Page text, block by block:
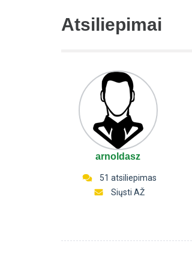
Atsiliepimai
arnoldasz
51 atsiliepimas
Siųsti AŽ